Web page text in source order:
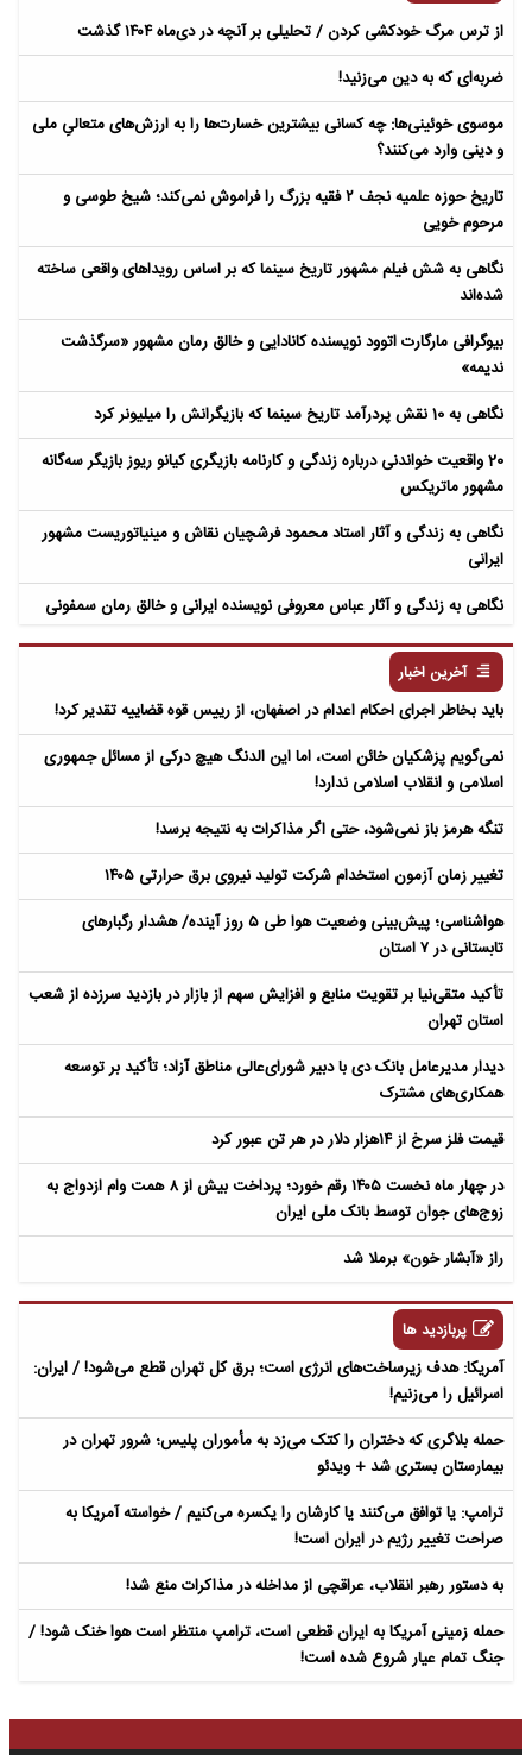
از ترس مرگ خودکشی کردن / تحلیلی بر آنچه در دی‌ماه ۱۴۰۴ گذشت
ضربه‌ای که به دین می‌زنید!
موسوی خوئینی‌ها: چه کسانی بیشترین خسارت‌ها را به ارزش‌های متعالیِ ملی
و دینی وارد می‌کنند؟
تاریخ حوزه علمیه نجف ۲ فقیه بزرگ را فراموش نمی‌کند؛ شیخ طوسی و
مرحوم خویی
نگاهی به شش فیلم مشهور تاریخ سینما که بر اساس رویداهای واقعی ساخته
شده‌اند
بیوگرافی مارگارت اتوود نویسنده کانادایی و خالق رمان مشهور «سرگذشت
ندیمه»
نگاهی به 10 نقش پردرآمد تاریخ سینما که بازیگرانش را میلیونر کرد
20 واقعیت خواندنی درباره زندگی و کارنامه بازیگری کیانو ریوز بازیگر سه‌گانه
مشهور ماتریکس
نگاهی به زندگی و آثار استاد محمود فرشچیان نقاش و مینیاتوریست مشهور
ایرانی
نگاهی به زندگی و آثار عباس معروفی نویسنده ایرانی و خالق رمان سمفونی
آخرین اخبار
باید بخاطر اجرای احکام اعدام در اصفهان، از رییس قوه قضاییه تقدیر کرد!
نمی‌گویم پزشکیان خائن است، اما این الدنگ هیچ درکی از مسائل جمهوری
اسلامی و انقلاب اسلامی ندارد!
تنگه هرمز باز نمی‌شود، حتی اگر مذاکرات به نتیجه برسد!
تغییر زمان آزمون استخدام شرکت تولید نیروی برق حرارتی ۱۴۰۵
هواشناسی؛ پیش‌بینی وضعیت هوا طی ۵ روز آینده/ هشدار رگبارهای
تابستانی در ۷ استان
تأکید متقی‌نیا بر تقویت منابع و افزایش سهم از بازار در بازدید سرزده از شعب
استان تهران
دیدار مدیرعامل بانک دی با دبیر شورای‌عالی مناطق آزاد؛ تأکید بر توسعه
همکاری‌های مشترک
قیمت فلز سرخ از ۱۴هزار دلار در هر تن عبور کرد
در چهار ماه نخست ۱۴۰۵ رقم خورد؛ پرداخت بیش از ۸ همت وام ازدواج به
زوج‌های جوان توسط بانک ملی ایران
راز «آبشار خون» برملا شد
پربازدید ها
آمریکا: هدف زیرساخت‌های انرژی است؛ برق کل تهران قطع می‌شود! / ایران:
اسرائیل را می‌زنیم!
حمله بلاگری که دختران را کتک می‌زد به مأموران پلیس؛ شرور تهران در
بیمارستان بستری شد + ویدئو
ترامپ: یا توافق می‌کنند یا کارشان را یکسره می‌کنیم / خواسته آمریکا به
صراحت تغییر رژیم در ایران است!
به دستور رهبر انقلاب، عراقچی از مداخله در مذاکرات منع شد!
حمله زمینی آمریکا به ایران قطعی است، ترامپ منتظر است هوا خنک شود! /
جنگ تمام عیار شروع شده است!